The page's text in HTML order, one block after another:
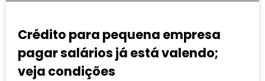
Crédito para pequena empresa
pagar salários já está valendo;
veja condições